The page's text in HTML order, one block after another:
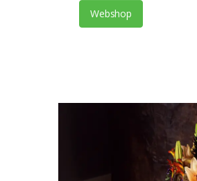
Webshop